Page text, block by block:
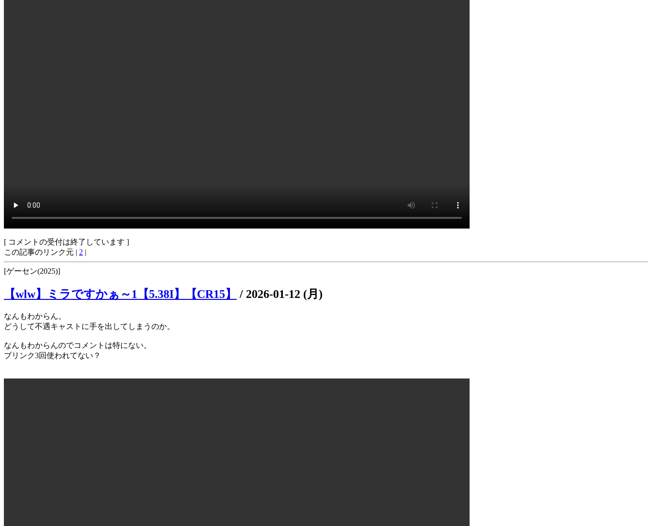
[ コメントの受付は終了しています ]
この記事のリンク元 | 2 |
[ゲーセン(2025)]
【wlw】ミラですかぁ～1【5.38I】【CR15】 / 2026-01-12 (月)
なんもわからん。
どうして不遇キャストに手を出してしまうのか。
なんもわからんのでコメントは特にない。
ブリンク3回使われてない？